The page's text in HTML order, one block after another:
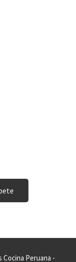
Cocina Peruana -